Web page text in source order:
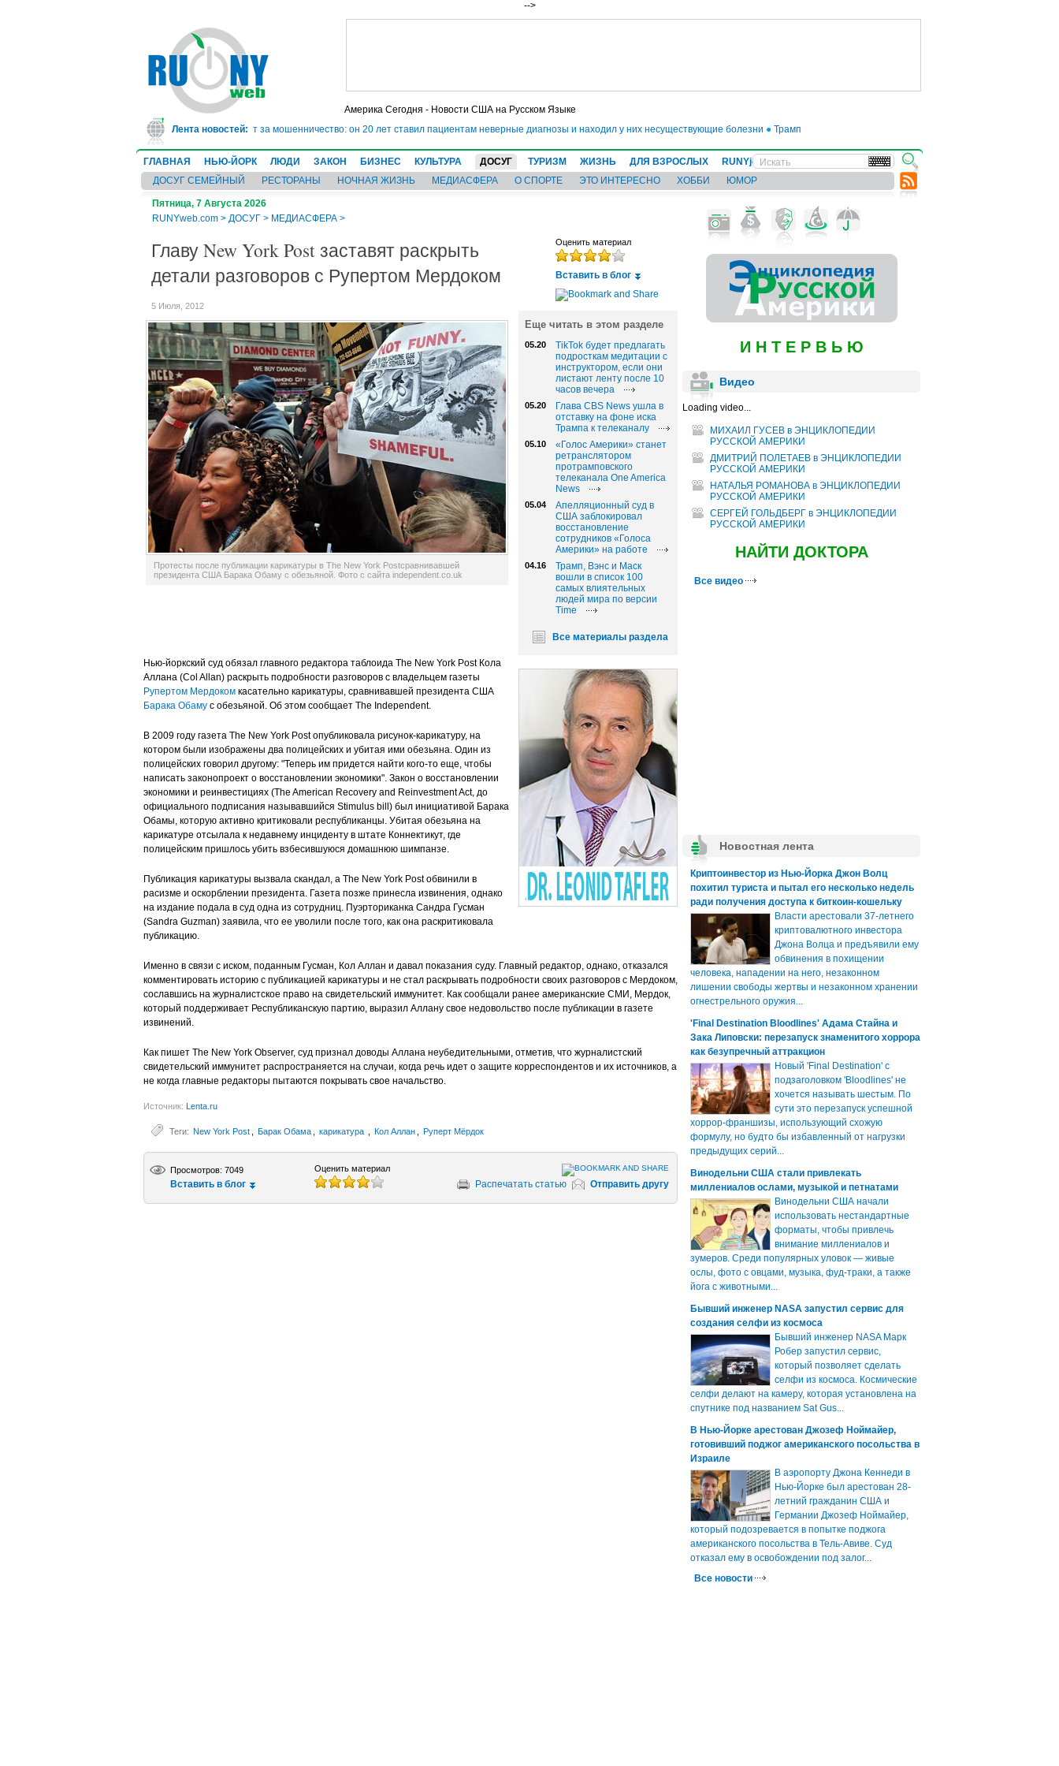
-->
Америка Сегодня - Новости США на Русском Языке
Лента новостей:
В Техасе врач-ревматолог сядет в тюрьму на 10 лет за мошенничество: он 20 лет ставил пациентам неверные диагнозы и находил у них несуществующие болезни● Трамп отложил введение 50-процентных пошлин на товары из
ГЛАВНАЯ НЬЮ-ЙОРК ЛЮДИ ЗАКОН БИЗНЕС КУЛЬТУРА ДОСУГ ТУРИЗМ ЖИЗНЬ ДЛЯ ВЗРОСЛЫХ RUNYjews
ВЕСТИ ИЗ УКРАИНЫ
ДОСУГ СЕМЕЙНЫЙ
РЕСТОРАНЫ НОЧНАЯ ЖИЗНЬ МЕДИАСФЕРА О СПОРТЕ ЭТО ИНТЕРЕСНО ХОББИ ЮМОР
Пятница, 7 Августа 2026
RUNYweb.com > ДОСУГ > МЕДИАСФЕРА >
Оценить материал
Вставить в блог
Еще читать в этом разделе
05.20
TikTok будет предлагать
подросткам медитации с
инструктором, если они
листают ленту после 10
часов вечера
05.20
Глава CBS News ушла в
отставку на фоне иска
Трампа к телеканалу
05.10
«Голос Америки» станет
ретранслятором
протрамповского
телеканала One America
News
05.04
Апелляционный суд в
США заблокировал
восстановление
сотрудников «Голоса
Америки» на работе
04.16
Трамп, Вэнс и Маск
вошли в список 100
самых влиятельных
людей мира по версии
Time
Все материалы раздела
Главу New York Post заставят раскрыть
детали разговоров с Рупертом Мердоком
5 Июля, 2012
Протесты после публикации карикатуры в The New York Postсравнивавшей
президента США Барака Обаму с обезьяной. Фото с сайта independent.co.uk
Нью-йоркский суд обязал главного редактора таблоида The New York Post Кола
Аллана (Col Allan) раскрыть подробности разговоров с владельцем газеты
Рупертом Мердоком касательно карикатуры, сравнивавшей президента США
Барака Обаму с обезьяной. Об этом сообщает The Independent.
В 2009 году газета The New York Post опубликовала рисунок-карикатуру, на
котором были изображены два полицейских и убитая ими обезьяна. Один из
полицейских говорил другому: "Теперь им придется найти кого-то еще, чтобы
написать законопроект о восстановлении экономики". Закон о восстановлении
экономики и реинвестициях (The American Recovery and Reinvestment Act, до
официального подписания называвшийся Stimulus bill) был инициативой Барака
Обамы, которую активно критиковали республиканцы. Убитая обезьяна на
карикатуре отсылала к недавнему инциденту в штате Коннектикут, где
полицейским пришлось убить взбесившуюся домашнюю шимпанзе.
Публикация карикатуры вызвала скандал, а The New York Post обвинили в
расизме и оскорблении президента. Газета позже принесла извинения, однако
на издание подала в суд одна из сотрудниц. Пуэрториканка Сандра Гусман
(Sandra Guzman) заявила, что ее уволили после того, как она раскритиковала
публикацию.
Именно в связи с иском, поданным Гусман, Кол Аллан и давал показания суду. Главный редактор, однако, отказался
комментировать историю с публикацией карикатуры и не стал раскрывать подробности своих разговоров с Мердоком,
сославшись на журналистское право на свидетельский иммунитет. Как сообщали ранее американские СМИ, Мердок,
который поддерживает Республиканскую партию, выразил Аллану свое недовольство после публикации в газете
извинений.
Как пишет The New York Observer, cуд признал доводы Аллана неубедительными, отметив, что журналистский
свидетельский иммунитет распространяется на случаи, когда речь идет о защите корреспондентов и их источников, а
не когда главные редакторы пытаются покрывать свое начальство.
Источник: Lenta.ru
Теги: New York Post Барак Обама карикатура Кол Аллан Руперт Мёрдок
Просмотров: 7049
Вставить в блог
Оценить материал
Распечатать статью Отправить другу
И Н Т Е Р В Ь Ю
Видео
Loading video...
МИХАИЛ ГУСЕВ в ЭНЦИКЛОПЕДИИ
РУССКОЙ АМЕРИКИ
ДМИТРИЙ ПОЛЕТАЕВ в ЭНЦИКЛОПЕДИИ
РУССКОЙ АМЕРИКИ
НАТАЛЬЯ РОМАНОВА в ЭНЦИКЛОПЕДИИ
РУССКОЙ АМЕРИКИ
СЕРГЕЙ ГОЛЬДБЕРГ в ЭНЦИКЛОПЕДИИ
РУССКОЙ АМЕРИКИ
НАЙТИ ДОКТОРА
Все видео
Новостная лента
Криптоинвестор из Нью-Йорка Джон Волц
похитил туриста и пытал его несколько недель
ради получения доступа к биткоин-кошельку
Власти арестовали 37-летнего
криптовалютного инвестора
Джона Волца и предъявили ему
обвинения в похищении
человека, нападении на него, незаконном
лишении свободы жертвы и незаконном хранении
огнестрельного оружия...
'Final Destination Bloodlines' Адама Стайна и
Зака Липовски: перезапуск знаменитого хоррора
как безупречный аттракцион
Новый 'Final Destination' с
подзаголовком 'Bloodlines' не
хочется называть шестым. По
сути это перезапуск успешной
хоррор-франшизы, использующий схожую
формулу, но будто бы избавленный от нагрузки
предыдущих серий...
Винодельни США стали привлекать
миллениалов ослами, музыкой и петнатами
Винодельни США начали
использовать нестандартные
форматы, чтобы привлечь
внимание миллениалов и
зумеров. Среди популярных уловок — живые
ослы, фото с овцами, музыка, фуд-траки, а также
йога с животными...
Бывший инженер NASA запустил сервис для
создания селфи из космоса
Бывший инженер NASA Марк
Робер запустил сервис,
который позволяет сделать
селфи из космоса. Космические
селфи делают на камеру, которая установлена на
спутнике под названием Sat Gus...
В Нью-Йорке арестован Джозеф Ноймайер,
готовивший поджог американского посольства в
Израиле
В аэропорту Джона Кеннеди в
Нью-Йорке был арестован 28-
летний гражданин США и
Германии Джозеф Ноймайер,
который подозревается в попытке поджога
американского посольства в Тель-Авиве. Суд
отказал ему в освобождении под залог...
Все новости